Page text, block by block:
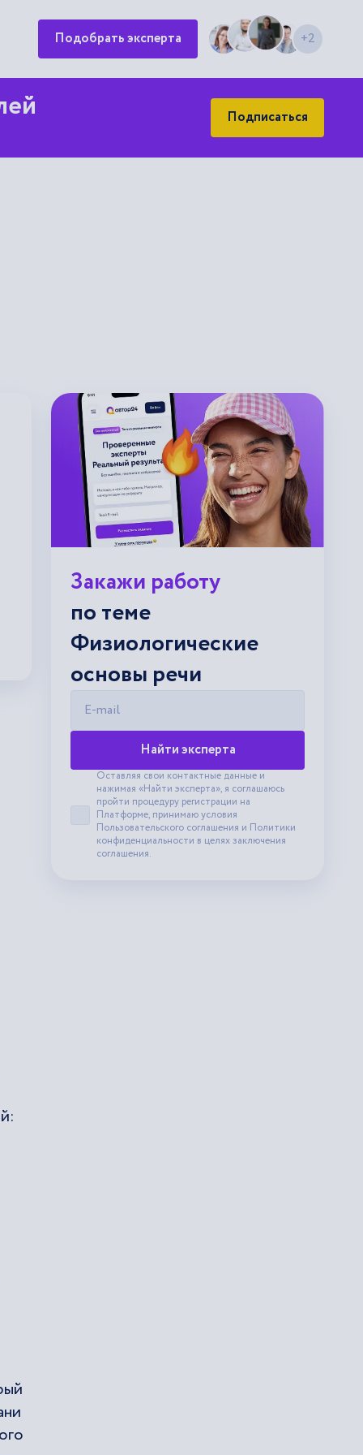
Подобрать эксперта +2
Подписаться
Закажи работу
по теме
Физиологические
основы речи
Найти эксперта
Принять пользовательское соглашение
Оставляя свои контактные данные и
нажимая «Найти эксперта», я соглашаюсь
пройти процедуру регистрации на
Платформе, принимаю условия
Пользовательского соглашения и Политики
конфиденциальности в целях заключения
соглашения.